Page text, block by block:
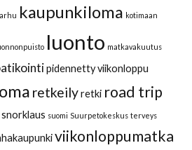
kaupunkiloma kotimaan
luonto matkavakuutus
pidennetty viikonloppu
retkeilyretki road trip
snorklaus suomi Suurpetokeskus terveys
viikonloppumatka